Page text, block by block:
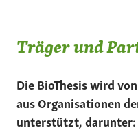
Träger und
Die BioThesis wird
aus Organisationen
unterstützt, darunter: